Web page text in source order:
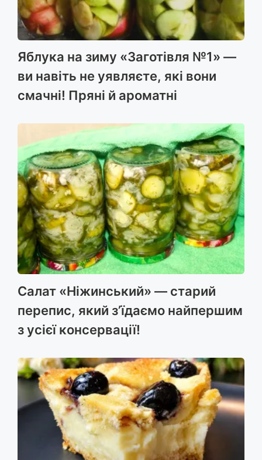
Яблука на зиму «Заготівля №1» —
ви навіть не уявляєте, які вони
смачні! Пряні й ароматні
Салат «Ніжинський» — старий
перепис, який з’їдаємо найпершим
з усієї консервації!